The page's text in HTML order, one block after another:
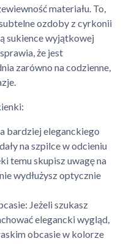
materiału. To,
ozdoby z cyrkonii
sukience wyjątkowej
że jest
zarówno na codzienne,
bardziej eleganckiego
na szpilce w odcieniu
temu skupisz uwagę na
wydłużysz optycznie
Jeżeli szukasz
elegancki wygląd,
obcasie w kolorze